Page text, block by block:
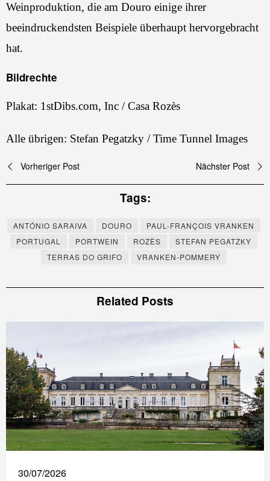
Weinproduktion, die am Douro einige ihrer
beeindruckendsten Beispiele überhaupt hervorgebracht
hat.
Bildrechte
Plakat: 1stDibs.com, Inc / Casa Rozès
Alle übrigen: Stefan Pegatzky / Time Tunnel Images
Beitragsnavigation
Vorheriger Post Nächster Post
Tags:
ANTÓNIO SARAIVA DOURO
PAUL-FRANÇOIS VRANKEN
PORTUGAL
PORTWEIN ROZÈS
STEFAN PEGATZKY
TERRAS DO GRIFO
VRANKEN-POMMERY
Related Posts
30/07/2026